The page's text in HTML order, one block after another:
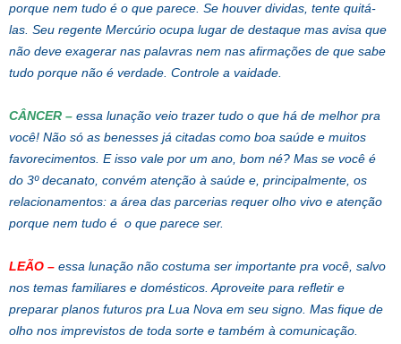
porque nem tudo é o que parece. Se houver dividas, tente quitá-
las. Seu regente Mercúrio ocupa lugar de destaque mas avisa que
não deve exagerar nas palavras nem nas afirmações de que sabe
tudo porque não é verdade. Controle a vaidade.
CÂNCER – essa lunação veio trazer tudo o que há de melhor pra
você! Não só as benesses já citadas como boa saúde e muitos
favorecimentos. E isso vale por um ano, bom né? Mas se você é
do 3º decanato, convém atenção à saúde e, principalmente, os
relacionamentos: a área das parcerias requer olho vivo e atenção
porque nem tudo é o que parece ser.
LEÃO – essa lunação não costuma ser importante pra você, salvo
nos temas familiares e domésticos. Aproveite para refletir e
preparar planos futuros pra Lua Nova em seu signo. Mas fique de
olho nos imprevistos de toda sorte e também à comunicação.